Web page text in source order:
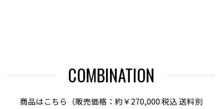
COMBINATION
商品はこちら（販売価格：約￥270,000 税込 送料別